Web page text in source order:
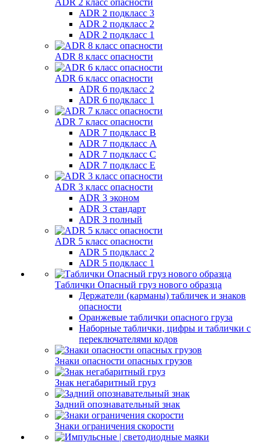
ADR 2 класс опасности
ADR 2 подкласс 3
ADR 2 подкласс 2
ADR 2 подкласс 1
ADR 8 класс опасности
ADR 6 класс опасности
ADR 6 подкласс 2
ADR 6 подкласс 1
ADR 7 класс опасности
ADR 7 подкласс B
ADR 7 подкласс A
ADR 7 подкласс C
ADR 7 подкласс E
ADR 3 класс опасности
ADR 3 эконом
ADR 3 стандарт
ADR 3 полный
ADR 5 класс опасности
ADR 5 подкласс 2
ADR 5 подкласс 1
Таблички Опасный груз нового образца
Держатели (карманы) табличек и знаков
опасности
Оранжевые таблички опасного груза
Наборные таблички, цифры и таблички с
переключателями кодов
Знаки опасности опасных грузов
Знак негабаритный груз
Задний опознавательный знак
Знаки ограничения скорости